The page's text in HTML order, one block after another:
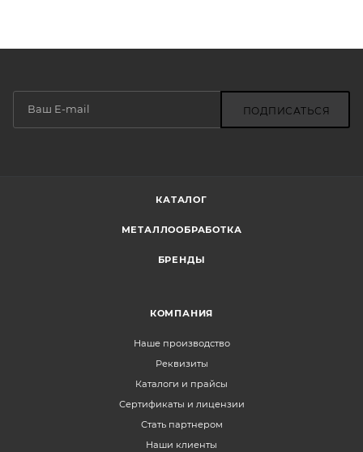
ПОДПИСАТЬСЯ
КАТАЛОГ
МЕТАЛЛООБРАБОТКА
БРЕНДЫ
КОМПАНИЯ
Наше производство
Реквизиты
Каталоги и прайсы
Сертификаты и лицензии
Стать партнером
Наши клиенты